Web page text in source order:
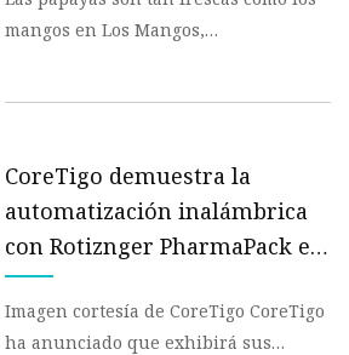
mangos en Los Mangos,
CoreTigo demuestra la
automatización inalámbrica
con Rotiznger PharmaPack en
PACK EXPO 2023
Imagen cortesía de CoreTigo CoreTigo
ha anunciado que exhibirá sus